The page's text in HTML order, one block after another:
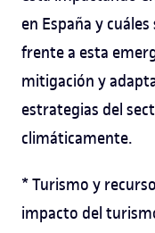
en España y
frente a esta
mitigación y
estrategias del
climáticamente.
* Turismo y
impacto del